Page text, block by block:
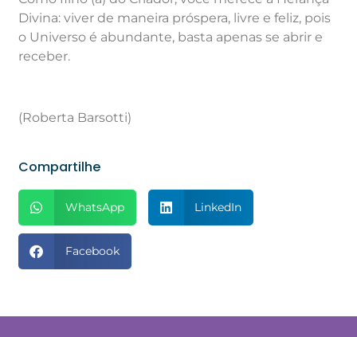
Divina: viver de maneira próspera, livre e feliz, pois
o Universo é abundante, basta apenas se abrir e
receber.
(Roberta Barsotti)
Compartilhe
WhatsApp LinkedIn
Facebook